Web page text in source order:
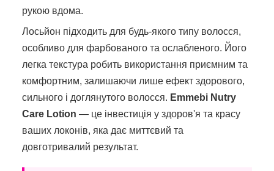
рукою вдома.
Лосьйон підходить для будь-якого типу волосся,
особливо для фарбованого та ослабленого. Його
легка текстура робить використання приємним та
комфортним, залишаючи лише ефект здорового,
сильного і доглянутого волосся. Emmebi Nutry
Care Lotion — це інвестиція у здоров'я та красу
ваших локонів, яка дає миттєвий та
довготривалий результат.